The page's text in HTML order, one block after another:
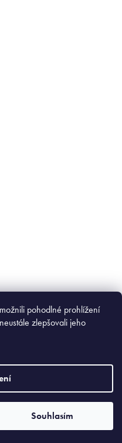
pohodlné prohlížení
zlepšovali jeho
Souhlasím
práva vyhrazena.